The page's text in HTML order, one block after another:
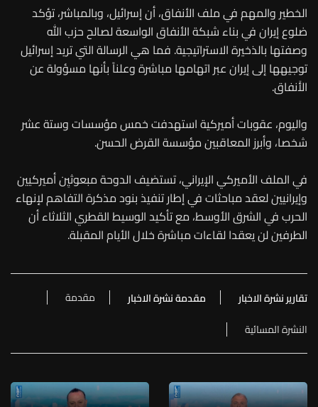
الخطير والمهم في ملف الأنفاق، أن إسرائيل، وبالمباشر، تؤكد
ضلوع إيران في بناء شبكة الأنفاق الواسعة لصالح حزب الله
وصفتها بالذخيرة الاستراتيجية. فما هي الرسالة التي تريد إسرائيل
توجيهها إلى إيران عبر اتهامها مباشرة وعلناً بأنها مسؤولة عن
الأَنفاق.
واليوم، عقوبات أميركية استهدفت خمس مؤسسات وستة عشر
شخصا، وأبرز المعاقبين مؤسسة القرض الحسن.
في الملف الأميركي الإيراني، تستضيف الدوحة مبعوثيِن أميركيين
وإيرانيين لعقد مباحثات في إطار تنفيذ بنود مذكرة التفاهم لإنهاء
الحرب في الشرق الأوسط، مع تأكيد الوسيط القطري الثلاثاء أن
الطرفين لن يعقدا لقاءات مباشرة خلال الأيام المقبلة.
تقارير نشرة الاخبار مقدمة نشرة الاخبار
مقدمة
النشرة المسائية